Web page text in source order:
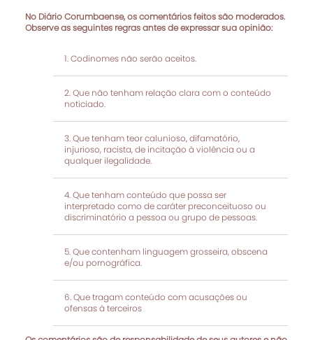
No Diário Corumbaense, os comentários feitos são moderados.
Observe as seguintes regras antes de expressar sua opinião:
Codinomes não serão aceitos.
Que não tenham relação clara com o conteúdo
noticiado.
Que tenham teor calunioso, difamatório,
injurioso, racista, de incitação à violência ou a
qualquer ilegalidade.
Que tenham conteúdo que possa ser
interpretado como de caráter preconceituoso ou
discriminatório a pessoa ou grupo de pessoas.
Que contenham linguagem grosseira, obscena
e/ou pornográfica.
Que tragam conteúdo com acusações ou
ofensas à terceiros